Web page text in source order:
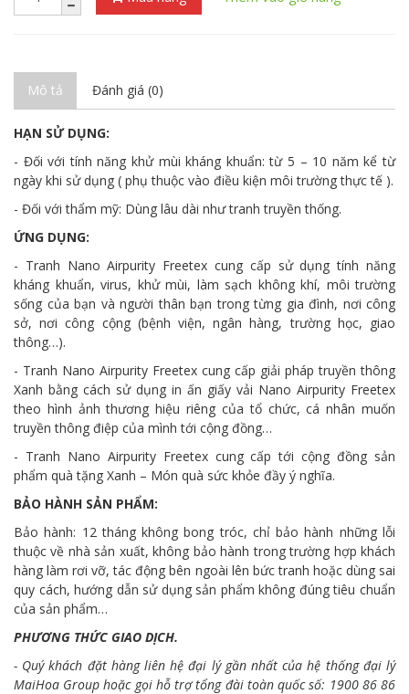
Mô tả Đánh giá (0)
HẠN SỬ DỤNG:
- Đối với tính năng khử mùi kháng khuẩn: từ 5 – 10 năm kể từ
ngày khi sử dụng ( phụ thuộc vào điều kiện môi trường thực tế ).
- Đối với thẩm mỹ: Dùng lâu dài như tranh truyền thống.
ỨNG DỤNG:
- Tranh Nano Airpurity Freetex cung cấp sử dụng tính năng
kháng khuẩn, virus, khử mùi, làm sạch không khí, môi trường
sống của bạn và người thân bạn trong từng gia đình, nơi công
sở, nơi công cộng (bệnh viện, ngân hàng, trường học, giao
thông…).
- Tranh Nano Airpurity Freetex cung cấp giải pháp truyền thông
Xanh bằng cách sử dụng in ấn giấy vải Nano Airpurity Freetex
theo hình ảnh thương hiệu riêng của tổ chức, cá nhân muốn
truyền thông điệp của mình tới cộng đồng…
- Tranh Nano Airpurity Freetex cung cấp tới cộng đồng sản
phẩm quà tặng Xanh – Món quà sức khỏe đầy ý nghĩa.
BẢO HÀNH SẢN PHẨM:
Bảo hành: 12 tháng không bong tróc, chỉ bảo hành những lỗi
thuộc về nhà sản xuất, không bảo hành trong trường hợp khách
hàng làm rơi vỡ, tác động bên ngoài lên bức tranh hoặc dùng sai
quy cách, hướng dẫn sử dụng sản phẩm không đúng tiêu chuẩn
của sản phẩm…
PHƯƠNG THỨC GIAO DỊCH.
- Quý khách đặt hàng liên hệ đại lý gần nhất của hệ thống đại lý
MaiHoa Group hoặc gọi hỗ trợ tổng đài toàn quốc số: 1900 86 86